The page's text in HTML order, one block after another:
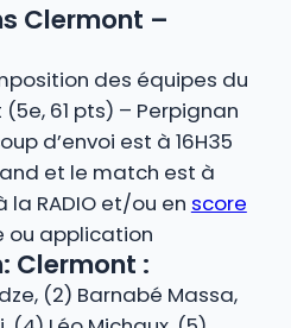
Clermont –
des équipes du
61 pts) – Perpignan
d’envoi est à 16H35
et le match est à
la RADIO et/ou en score
ou application
Clermont :
(2) Barnabé Massa,